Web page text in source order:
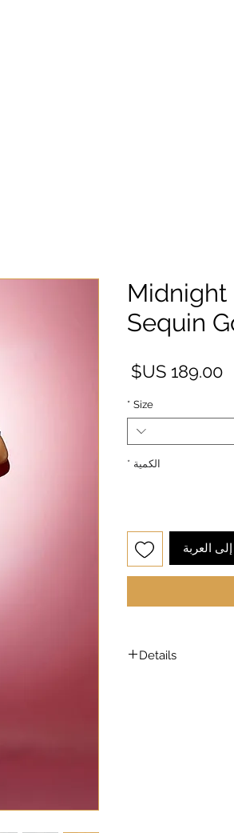
Midnight
Sequin
Size
*
الكمية *
العربة
Details